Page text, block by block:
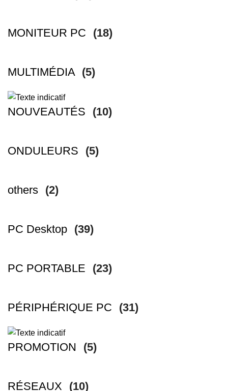
MONITEUR PC (18)
MULTIMÉDIA (5)
NOUVEAUTÉS (10)
ONDULEURS (5)
others (2)
PC Desktop (39)
PC PORTABLE (23)
PÉRIPHÉRIQUE PC (31)
PROMOTION (5)
RÉSEAUX (10)